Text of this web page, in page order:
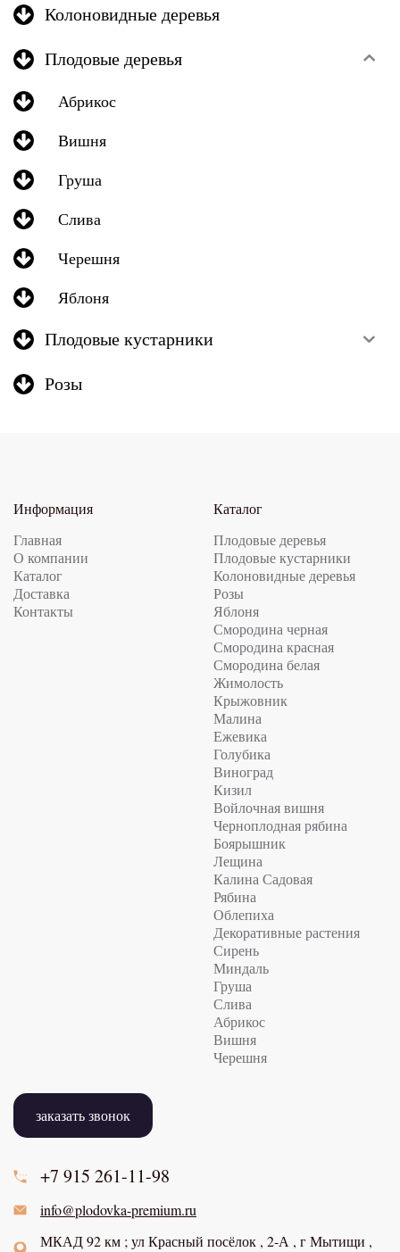
Колоновидные деревья
Плодовые деревья
Абрикос
Вишня
Груша
Слива
Черешня
Яблоня
Плодовые кустарники
Розы
Информация
Главная
О компании
Каталог
Доставка
Контакты
Каталог
Плодовые деревья
Плодовые кустарники
Колоновидные деревья
Розы
Яблоня
Смородина черная
Смородина красная
Смородина белая
Жимолость
Крыжовник
Малина
Ежевика
Голубика
Виноград
Кизил
Войлочная вишня
Черноплодная рябина
Боярышник
Лещина
Калина Садовая
Рябина
Облепиха
Декоративные растения
Сирень
Миндаль
Груша
Слива
Абрикос
Вишня
Черешня
заказать звонок
+7 915 261-11-98
info@plodovka-premium.ru
МКАД 92 км ; ул Красный посёлок , 2-А , г Мытищи ,